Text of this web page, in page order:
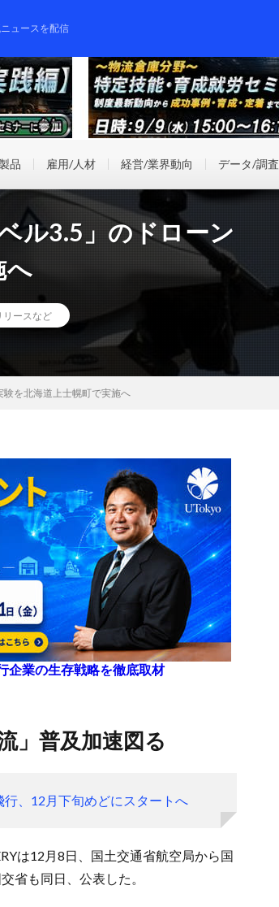
ュースを配信
品 雇用/人材 経営/業界動向 データ/調査
ル3.5」のドローン
へ
リースなど
験を北海道上士幌町で実施へ
企業の生存戦略を徹底取材
」普及加速図る
、12月下旬めどにスタートへ
は12月8日、国土交通省航空局から国
省も同日、公表した。